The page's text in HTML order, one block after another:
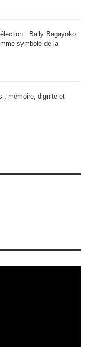
: Bally Bagayoko,
symbole de la
: mémoire, dignité et